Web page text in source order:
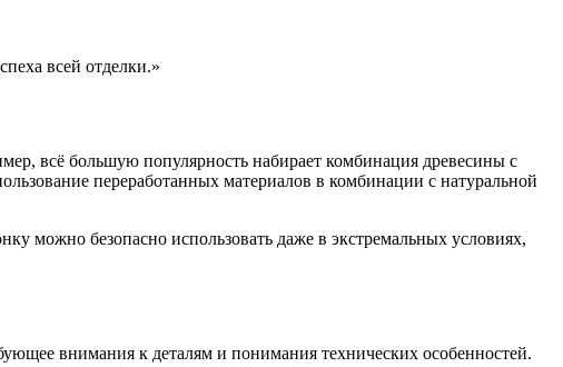
всей отделки.»
всё большую популярность набирает комбинация древесины с
переработанных материалов в комбинации с натуральной
можно безопасно использовать даже в экстремальных условиях,
внимания к деталям и понимания технических особенностей.